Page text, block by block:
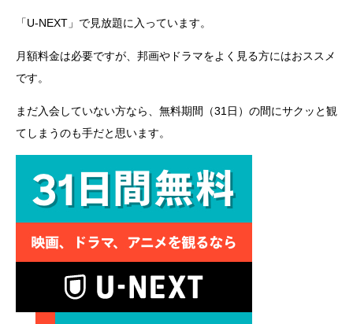
「U-NEXT」で見放題に入っています。
月額料金は必要ですが、邦画やドラマをよく見る方にはおススメ
です。
まだ入会していない方なら、無料期間（31日）の間にサクッと観
てしまうのも手だと思います。